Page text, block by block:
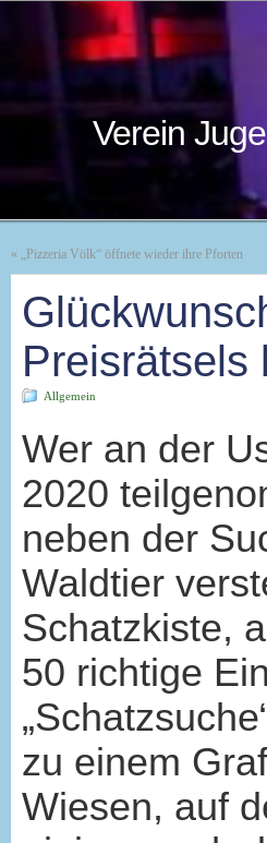
Verein
« „Pizzeria Völk“ öffnete wieder ihre Pforten
Preisrätsels
Allgemein
Wer an der
2020
neben der
Waldtier
Schatzkiste,
50 richtige
zu einem
Wiesen, auf